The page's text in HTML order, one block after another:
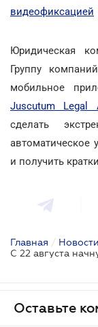
видеофиксацией
Юридическая
Группу
мобильное
Juscutum Legal
сделать
и получить
Главная / Новости
Оставьте